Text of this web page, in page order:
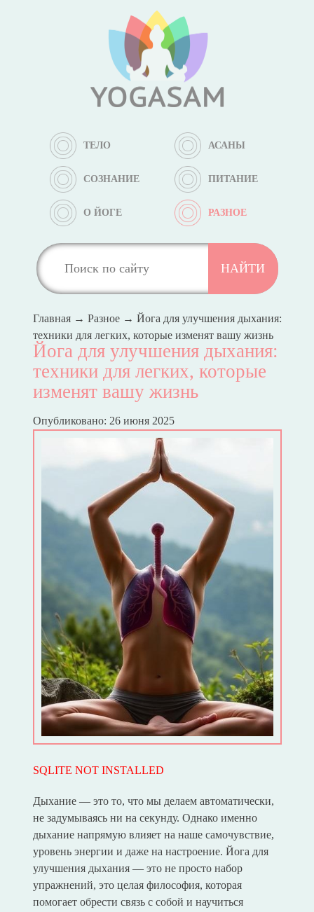
ТЕЛО АСАНЫ
СОЗНАНИЕ ПИТАНИЕ
О ЙОГЕ РАЗНОЕ
Главная→ Разное→ Йога для улучшения дыхания:
техники для легких, которые изменят вашу жизнь
Йога для улучшения дыхания:
техники для легких, которые
изменят вашу жизнь
Опубликовано: 26 июня 2025
SQLITE NOT INSTALLED
Дыхание — это то, что мы делаем автоматически,
не задумываясь ни на секунду. Однако именно
дыхание напрямую влияет на наше самочувствие,
уровень энергии и даже на настроение. Йога для
улучшения дыхания — это не просто набор
упражнений, это целая философия, которая
помогает обрести связь с собой и научиться